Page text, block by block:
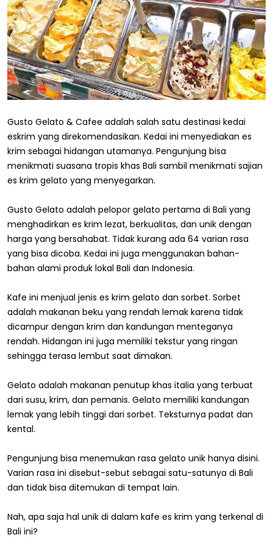
Gusto Gelato & Cafee adalah salah satu destinasi kedai
eskrim yang direkomendasikan. Kedai ini menyediakan es
krim sebagai hidangan utamanya. Pengunjung bisa
menikmati suasana tropis khas Bali sambil menikmati sajian
es krim gelato yang menyegarkan.
Gusto Gelato adalah pelopor gelato pertama di Bali yang
menghadirkan es krim lezat, berkualitas, dan unik dengan
harga yang bersahabat. Tidak kurang ada 64 varian rasa
yang bisa dicoba. Kedai ini juga menggunakan bahan-
bahan alami produk lokal Bali dan Indonesia.
Kafe ini menjual jenis es krim gelato dan sorbet. Sorbet
adalah makanan beku yang rendah lemak karena tidak
dicampur dengan krim dan kandungan menteganya
rendah. Hidangan ini juga memiliki tekstur yang ringan
sehingga terasa lembut saat dimakan.
Gelato adalah makanan penutup khas italia yang terbuat
dari susu, krim, dan pemanis. Gelato memiliki kandungan
lemak yang lebih tinggi dari sorbet. Teksturnya padat dan
kental.
Pengunjung bisa menemukan rasa gelato unik hanya disini.
Varian rasa ini disebut-sebut sebagai satu-satunya di Bali
dan tidak bisa ditemukan di tempat lain.
Nah, apa saja hal unik di dalam kafe es krim yang terkenal di
Bali ini?